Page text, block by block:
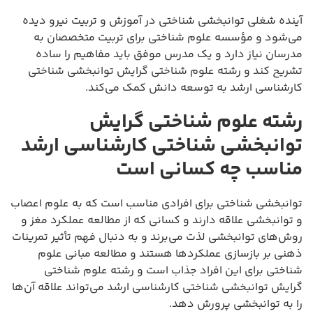
آینده شغلی توانبخشی شناختی در آموزش و تربیت نیرو دیده
می‌شود و مؤسسه علوم شناختی برای تربیت متخصصان به
مدرسان نیاز دارد و یک مدرس موفق باید مفاهیم را ساده
تشریح کند و رشته علوم شناختی گرایش توانبخشی شناختی
کارشناسی ارشد به توسعه دانش کمک می‌کند.
رشته علوم شناختی گرایش
توانبخشی شناختی کارشناسی ارشد
مناسب چه کسانی است
توانبخشی شناختی برای افرادی مناسب است که به علوم اعصاب
و توانبخشی علاقه دارند و کسانی که از مطالعه عملکرد مغز و
روش‌های توانبخشی لذت می‌برند و به دنبال فهم تأثیر تمرینات
ذهنی بر بازسازی عملکردها هستند و مطالعه مبانی علوم
شناختی برای این افراد جذاب است و رشته علوم شناختی
گرایش توانبخشی شناختی کارشناسی ارشد می‌تواند علاقه آن‌ها
را به توانبخشی پرورش دهد.